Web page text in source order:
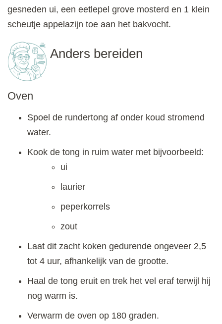
gesneden ui, een eetlepel grove mosterd en 1 klein
scheutje appelazijn toe aan het bakvocht.
Anders bereiden
Oven
Spoel de rundertong af onder koud stromend
water.
Kook de tong in ruim water met bijvoorbeeld:
ui
laurier
peperkorrels
zout
Laat dit zacht koken gedurende ongeveer 2,5
tot 4 uur, afhankelijk van de grootte.
Haal de tong eruit en trek het vel eraf terwijl hij
nog warm is.
Verwarm de oven op 180 graden.